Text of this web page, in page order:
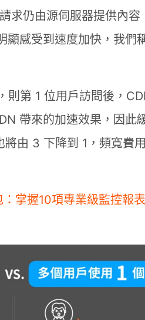
求仍由源伺服器提供內
顯感受到速度加快，我們
則第 1 位用戶訪問後，
帶來的加速效果，因此
由 3 下降到 1，頻寬費
掌握10項專業級監控報